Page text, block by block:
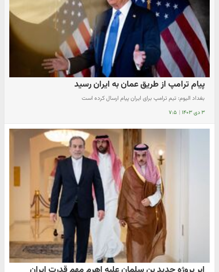
پیام ترامپ از طریق عمان به ایران رسید
بغداد الیوم: تیم ترامپ برای ایران پیام ارسال کرده است
۳ دی ۱۴۰۳ | ۷:۵